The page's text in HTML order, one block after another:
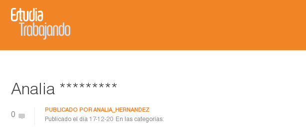
Analia *********
0
PUBLICADO PORANALIA_HERNANDEZ
Publicado el día 17-12-20 En las categorías: